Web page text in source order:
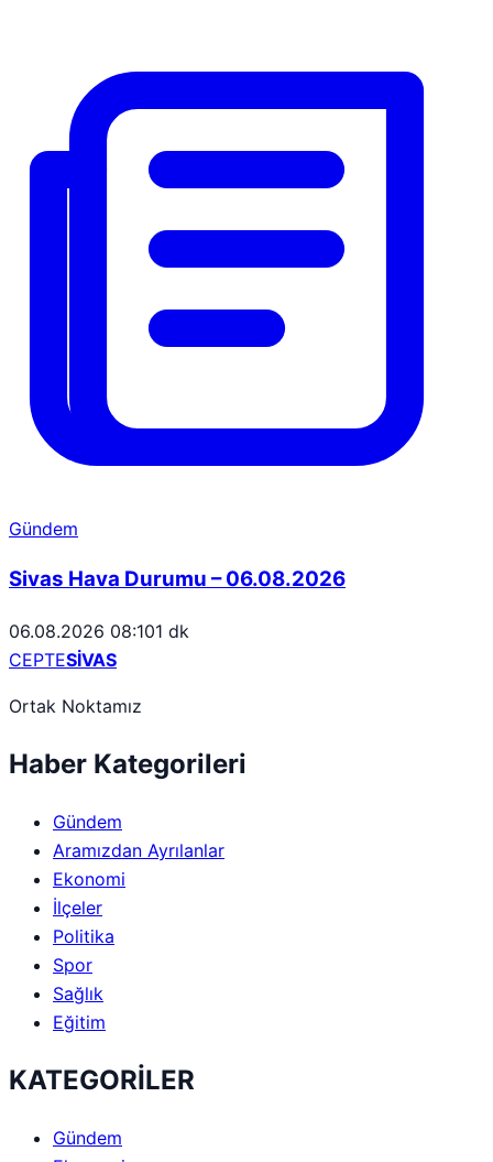
Gündem
Sivas Hava Durumu – 06.08.2026
06.08.2026 08:101 dk
CEPTESİVAS
Ortak Noktamız
Haber Kategorileri
Gündem
Aramızdan Ayrılanlar
Ekonomi
İlçeler
Politika
Spor
Sağlık
Eğitim
KATEGORİLER
Gündem